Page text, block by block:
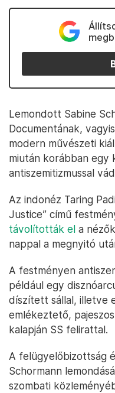
Lemondott Sabine
Documentának,
modern művészeti
miután korábban
antiszemitizmussal
Az indonéz Taring
Justice” című
távolították el a
nappal a megnyitó
A festményen
például egy
díszített sállal, illetve
emlékeztető,
kalapján SS felirattal.
A felügyelőbizottság
Schormann
szombati